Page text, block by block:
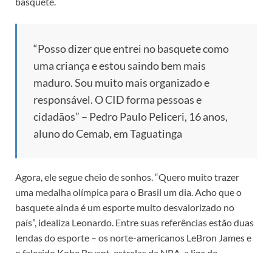
“Posso dizer que entrei no basquete como
uma criança e estou saindo bem mais
maduro. Sou muito mais organizado e
responsável. O CID forma pessoas e
cidadãos” – Pedro Paulo Peliceri, 16 anos,
aluno do Cemab, em Taguatinga
Agora, ele segue cheio de sonhos. “Quero muito trazer
uma medalha olímpica para o Brasil um dia. Acho que o
basquete ainda é um esporte muito desvalorizado no
país”, idealiza Leonardo. Entre suas referências estão duas
lendas do esporte – os norte-americanos LeBron James e